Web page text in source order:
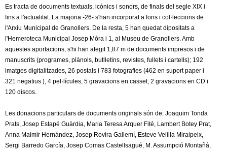
n
o
e
s
Es tracta de documents textuals, icònics i sonors, de finals del segle XIX i
fins a l'actualitat. La majoria -26- s'han incorporat a fons i col·leccions de
l'Arxiu Municipal de Granollers. De la resta, 5 han quedat dipositats a
l'Hemeroteca Municipal Josep Móra i 1, al Museu de Granollers. Amb
aquestes aportacions, s'hi han afegit 1,87 m de documents impresos i de
manuscrits (programes, plànols, butlletins, revistes, fullets i cartells); 192
imatges digitalitzades, 26 postals i 783 fotografies (462 en suport paper i
321 negatius ), 4 pel·lícules, 5 gravacions en casset, 2 gravacions en CD i
120 discos.
Les donacions particulars de documents originals són de: Joaquim Tonda
Prats, Josep Estapé Guàrdia, Maria Teresa Arquer Fité, Lambert Botey Prat,
Anna Maimir Hernández, Josep Rovira Gallemí, Esteve Velilla Miralpeix,
Sergi Barredo García, Josep Comas Castellsagué, M. Assumpció Montañá,